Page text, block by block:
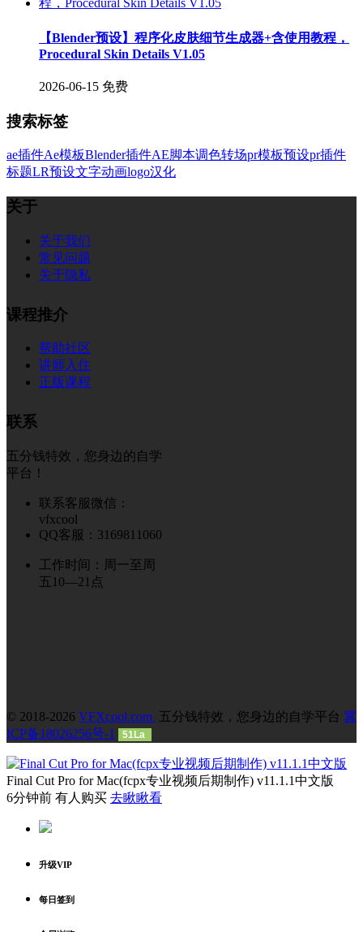
【Blender预设】程序化皮肤细节生成器+含使用教程，
Procedural Skin Details V1.05
2026-06-15 免费
搜索标签
ae插件Ae模板Blender插件AE脚本调色转场pr模板预设pr插件
标题LR预设文字动画logo汉化
关于
关于我们
常见问题
关于隐私
课程推介
帮助社区
讲师入住
正版课程
联系
五分钱特效，您身边的自学
平台！
联系客服微信：
vfxcool
QQ客服：3169811060
工作时间：周一至周
五10—21点
© 2018-2026 VFXcool.com 五分钱特效，您身边的自学平台 冀
ICP备18026256号-1
51La
Final Cut Pro for Mac(fcpx专业视频后期制作) v11.1.1中文版
6分钟前 有人购买 去瞅瞅看
升级VIP
每日签到